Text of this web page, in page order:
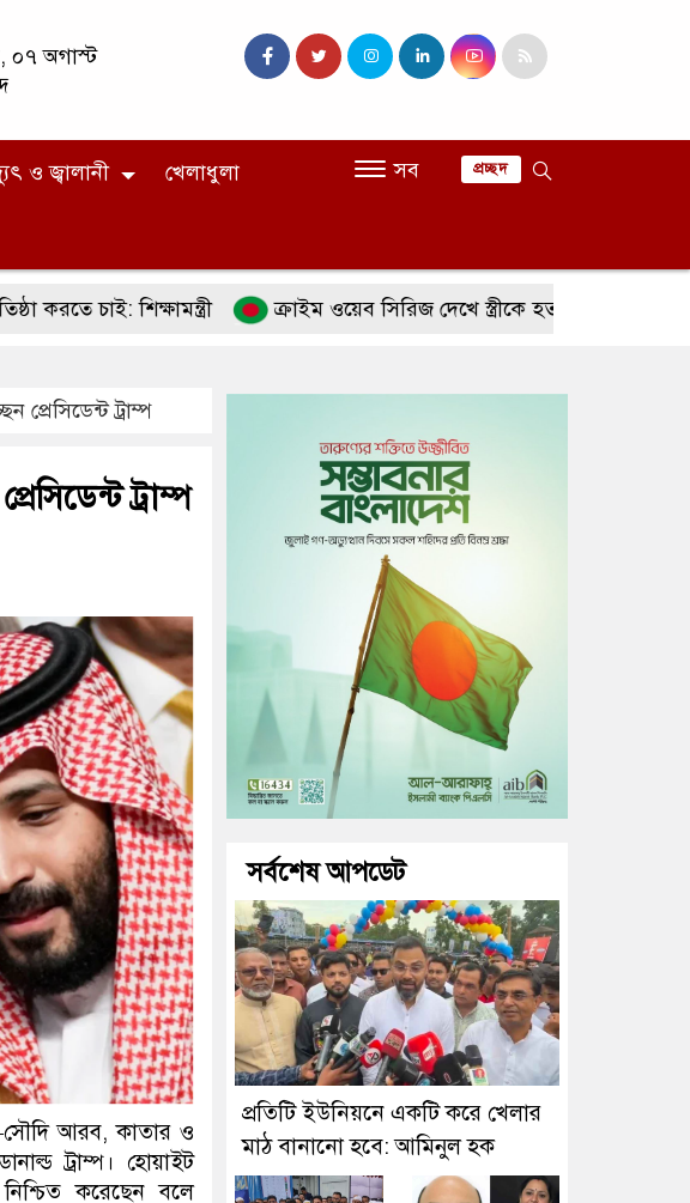
০৭ অগাস্ট
ও জ্বালানী খেলাধুলা সব প্রচ্ছদ
শিক্ষামন্ত্রী ক্রাইম ওয়েব সিরিজ দেখে স্ত্রীকে হত্যা রোববার
ট্রাম্প
ট্রাম্প
আরব, কাতার ও
ট্রাম্প। হোয়াইট
করেছেন বলে
সর্বশেষ আপডেট
প্রতিটি ইউনিয়নে একটি করে খেলার
মাঠ বানানো হবে: আমিনুল হক